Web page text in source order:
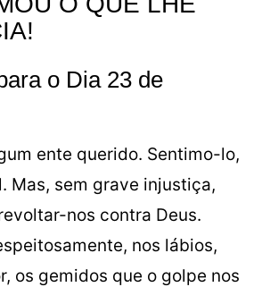
o Dia 23 de
ente querido. Sentimo-lo,
Mas, sem grave injustiça,
nos contra Deus.
nos lábios,
os gemidos que o golpe nos